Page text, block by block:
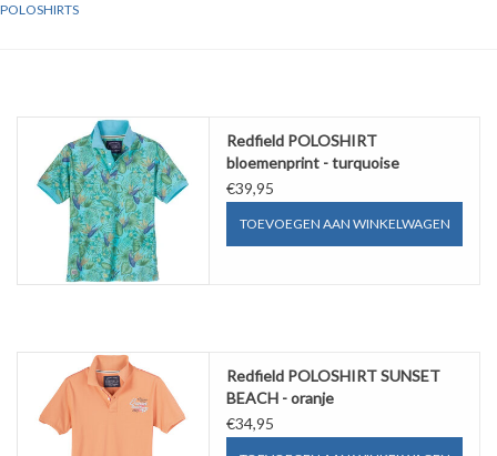
POLOSHIRTS
Redfield POLOSHIRT
bloemenprint - turquoise
€39,95
TOEVOEGEN AAN WINKELWAGEN
Redfield POLOSHIRT SUNSET
BEACH - oranje
€34,95